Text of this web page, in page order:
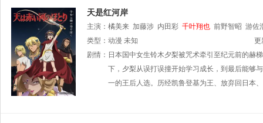
天是红河岸
主演： 橘美来 加藤涉 内田彩 千叶翔也 前野智昭 游佐
希
类型： 动漫 未知
更
剧情： 日本国中女生铃木夕梨被咒术牵引至纪元前的赫
下，夕梨从误打误撞开始学习成长，到最后能够
一的王后人选。历经凯鲁登基为王、放弃回日本